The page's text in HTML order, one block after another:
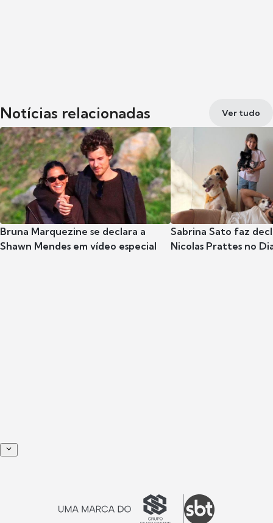
Notícias relacionadas Ver tudo
Bruna Marquezine se declara a
Shawn Mendes em vídeo especial
Sabrina Sato faz
Nicolas Prattes no